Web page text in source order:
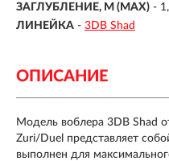
ЗАГЛУБЛЕНИЕ, М (MAX) -
ЛИНЕЙКА - 3DB Shad
ОПИСАНИЕ
Модель воблера 3DB Shad
Zuri/Duel представляет
выполнен для